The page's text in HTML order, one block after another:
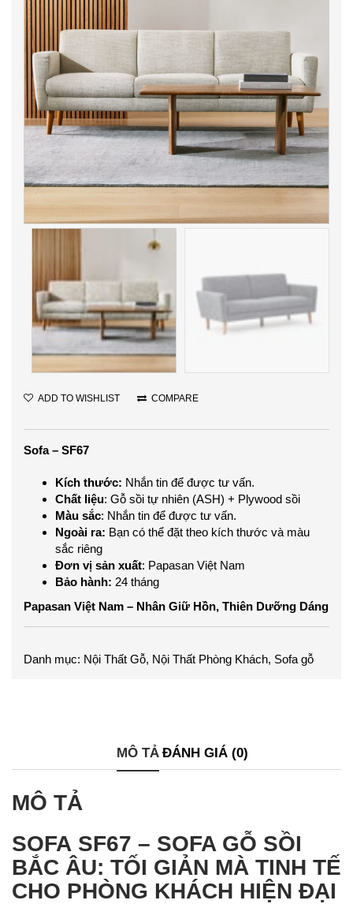
ADD TO WISHLIST COMPARE
Sofa – SF67
Kích thước: Nhắn tin để được tư vấn.
Chất liệu: Gỗ sồi tự nhiên (ASH) + Plywood sồi
Màu sắc: Nhắn tin để được tư vấn.
Ngoài ra: Bạn có thể đặt theo kích thước và màu
sắc riêng
Đơn vị sản xuất: Papasan Việt Nam
Bảo hành: 24 tháng
Papasan Việt Nam – Nhân Giữ Hồn, Thiên Dưỡng Dáng
Danh mục: Nội Thất Gỗ, Nội Thất Phòng Khách, Sofa gỗ
MÔ TẢ ĐÁNH GIÁ (0)
MÔ TẢ
SOFA SF67 – SOFA GỖ SỒI
BẮC ÂU: TỐI GIẢN MÀ TINH TẾ
CHO PHÒNG KHÁCH HIỆN ĐẠI